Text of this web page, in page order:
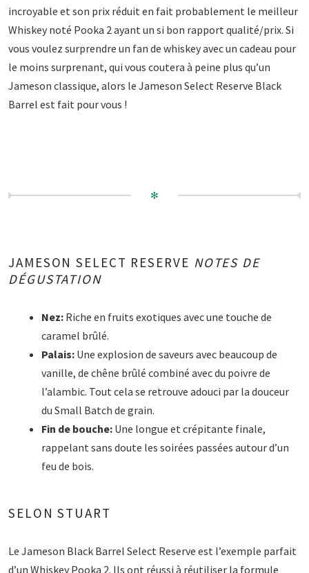
incroyable et son prix réduit en fait probablement le meilleur
Whiskey noté Pooka 2 ayant un si bon rapport qualité/prix. Si
vous voulez surprendre un fan de whiskey avec un cadeau pour
le moins surprenant, qui vous coutera à peine plus qu’un
Jameson classique, alors le Jameson Select Reserve Black
Barrel est fait pour vous !
✻
JAMESON SELECT RESERVE NOTES DE
DÉGUSTATION
Nez: Riche en fruits exotiques avec une touche de
caramel brûlé.
Palais: Une explosion de saveurs avec beaucoup de
vanille, de chêne brûlé combiné avec du poivre de
l’alambic. Tout cela se retrouve adouci par la douceur
du Small Batch de grain.
Fin de bouche: Une longue et crépitante finale,
rappelant sans doute les soirées passées autour d’un
feu de bois.
SELON STUART
Le Jameson Black Barrel Select Reserve est l’exemple parfait
d’un Whiskey Pooka 2. Ils ont réussi à réutiliser la formule